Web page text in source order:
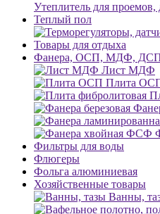
Утеплитель для проемов,
Теплый пол
Товары для отдыха
Фанера, ОСП, МДФ,
Лист МДФ
Плита
Фильтры для воды
Флюгеры
Фольга алюминиевая
Хозяйственные товары
Ванны,